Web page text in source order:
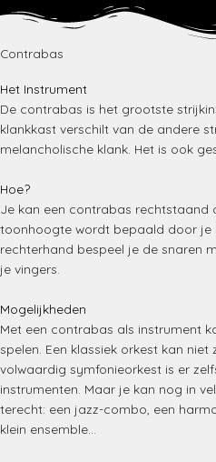
Skip
content
Contrabas
Het Instrument
De contrabas is het grootste
klankkast verschilt van de andere
melancholische klank. Het is ook
Hoe?
Je kan een contrabas rechtstaand
toonhoogte wordt bepaald door je
rechterhand bespeel je de snaren
je vingers.
Mogelijkheden
Met een contrabas als instrument
spelen. Een klassiek orkest kan
volwaardig symfonieorkest is er
instrumenten. Maar je kan nog in
terecht: een jazz-combo, een
klein ensemble…